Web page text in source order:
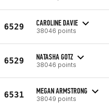
6529 CAROLINE DAVIE
38046 points
6529 NATASHA GOTZ
38046 points
6531 MEGAN ARMSTRONG
38049 points